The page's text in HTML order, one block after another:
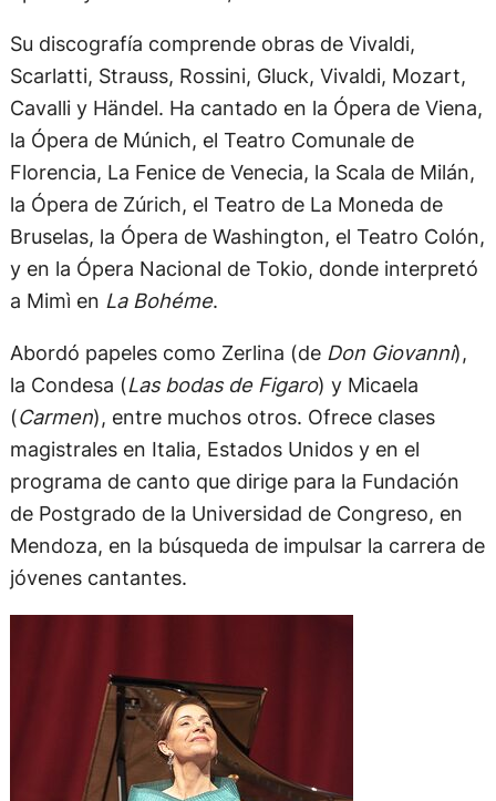
Su discografía comprende obras de Vivaldi,
Scarlatti, Strauss, Rossini, Gluck, Vivaldi, Mozart,
Cavalli y Händel. Ha cantado en la Ópera de Viena,
la Ópera de Múnich, el Teatro Comunale de
Florencia, La Fenice de Venecia, la Scala de Milán,
la Ópera de Zúrich, el Teatro de La Moneda de
Bruselas, la Ópera de Washington, el Teatro Colón,
y en la Ópera Nacional de Tokio, donde interpretó
a Mimì en La Bohéme.
Abordó papeles como Zerlina (de Don Giovanni),
la Condesa (Las bodas de Figaro) y Micaela
(Carmen), entre muchos otros. Ofrece clases
magistrales en Italia, Estados Unidos y en el
programa de canto que dirige para la Fundación
de Postgrado de la Universidad de Congreso, en
Mendoza, en la búsqueda de impulsar la carrera de
jóvenes cantantes.